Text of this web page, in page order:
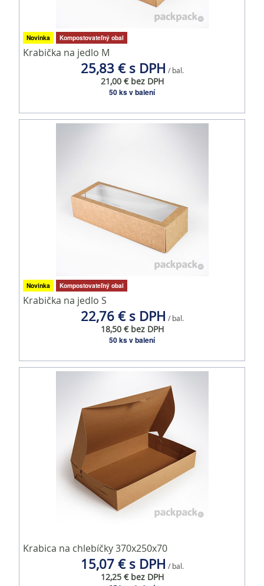
Novinka Kompostovateľný obal
Krabička na jedlo M
25,83 € s DPH / bal.
21,00 € bez DPH
50 ks v balení
Novinka Kompostovateľný obal
Krabička na jedlo S
22,76 € s DPH / bal.
18,50 € bez DPH
50 ks v balení
Krabica na chlebíčky 370x250x70
15,07 € s DPH / bal.
12,25 € bez DPH